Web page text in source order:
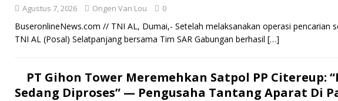
Agustus 7, 2026 Ongen Van Lou 0
BuseronlineNews.com // TNI AL, Dumai,- Setelah melaksanakan operasi pencarian
TNI AL (Posal) Selatpanjang bersama Tim SAR Gabungan berhasil […]
PT Gihon Tower Meremehkan Satpol PP Citereup:
Sedang Diproses” — Pengusaha Tantang Aparat Di